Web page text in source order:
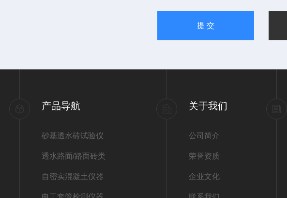
产品导航
砂基透水砖试验仪
透水路面/路面砖类
自密实混凝土仪器
关于我们
公司简介
荣誉资质
企业文化